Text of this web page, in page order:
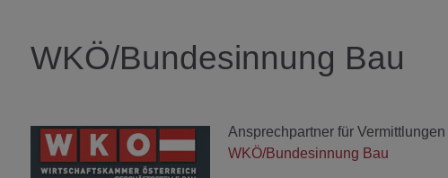
WKÖ/Bundesinnung Bau
Ansprechpartner für
WKÖ/Bundesinnung Bau